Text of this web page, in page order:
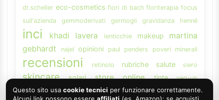
dr.scheller eco-cosmetics fiori di bach floriterapia focus
sull'azienda
gemmoderivati germogli gravidanza henné
inci khadi lavera lenticchie makeup
martina
gebhardt
najel opinioni paul penders poveri minerali
recensioni retinolo rubriche salute siero
skincare solari store online tinte veg-up
vitamina A weleda
Questo sito usa cookie tecnici per funzionare correttamente.